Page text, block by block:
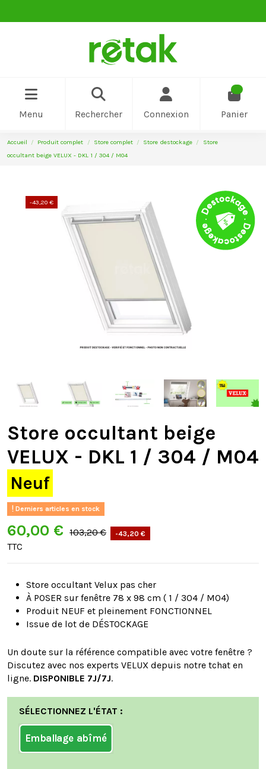
Menu Rechercher Connexion Panier
Accueil Produit complet Store complet Store destockage
Store
occultant beige VELUX - DKL 1 / 304 / M04
-43,20 €
Store occultant beige
VELUX - DKL 1 / 304 / M04
Neuf
Derniers articles en stock
60,00 € 103,20 € -43,20 €
TTC
Store occultant Velux pas cher
À POSER sur fenêtre 78 x 98 cm ( 1 / 304 / M04)
Produit NEUF et pleinement FONCTIONNEL
Issue de lot de DÉSTOCKAGE
Un doute sur la référence compatible avec votre fenêtre ?
Discutez avec nos experts VELUX depuis notre tchat en
ligne. DISPONIBLE 7J/7J.
SÉLECTIONNEZ L'ÉTAT :
Emballage abîmé